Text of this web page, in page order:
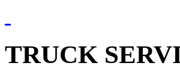
TRUCK